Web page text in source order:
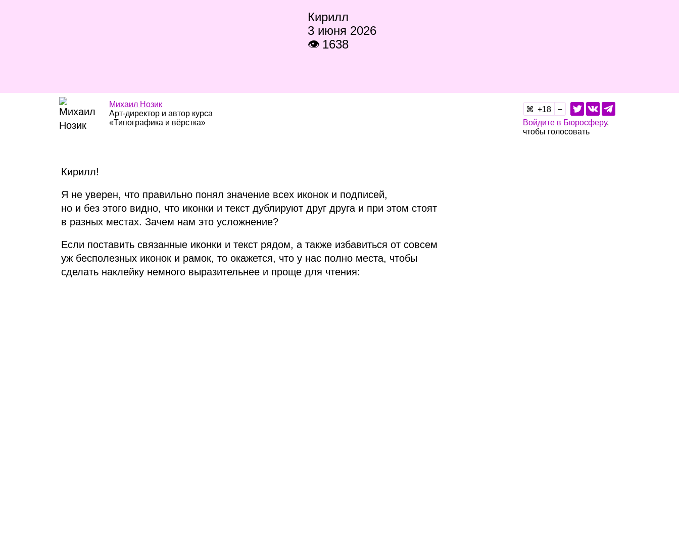
Кирилл
3 июня 2026
👁 1638
Михаил Нозик
Арт‑директор и автор курса
«Типографика и вёрстка»
18
Войдите в Бюросферу,
чтобы голосовать
Кирилл!
Я не уверен, что правильно понял значение всех иконок и подписей,
но и без этого видно, что иконки и текст дублируют друг друга и при этом стоят
в разных местах. Зачем нам это усложнение?
Если поставить связанные иконки и текст рядом, а также избавиться от совсем
уж бесполезных иконок и рамок, то окажется, что у нас полно места, чтобы
сделать наклейку немного выразительнее и проще для чтения: